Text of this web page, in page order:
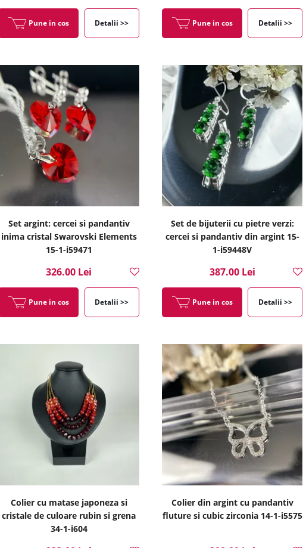
Pune in cos Detalii >> Pune in cos Detalii >>
Set argint: cercei si pandantiv
inima cristal Swarovski Elements
15-1-i59471
326.00 Lei
Pune in cos Detalii >>
Set de bijuterii cu pietre verzi:
cercei si pandantiv din argint 15-
1-i59448V
387.00 Lei
Pune in cos Detalii >>
Colier cu matase japoneza si
cristale de culoare rubin si grena
34-1-i604
Colier din argint cu pandantiv
fluture si cubic zirconia 14-1-i5575